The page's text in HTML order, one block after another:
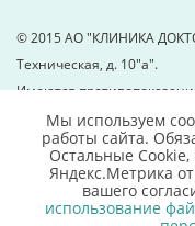
© 2015 АО "КЛИНИКА
Техническая, д. 10"а".
Имеются
Для детальной
свяжитесь с нами
Мы используем
работы сайта.
Остальные Сookie,
Яндекс.Метрика
вашего
использование